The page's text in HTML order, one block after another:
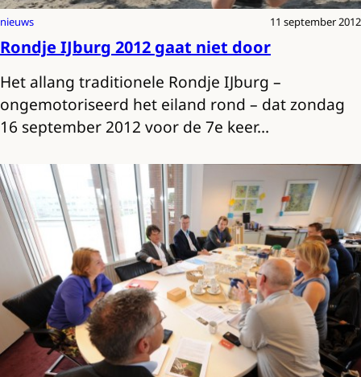
nieuws 11 september 2012
Rondje IJburg 2012 gaat niet door
Het allang traditionele Rondje IJburg –
ongemotoriseerd het eiland rond – dat zondag
16 september 2012 voor de 7e keer…